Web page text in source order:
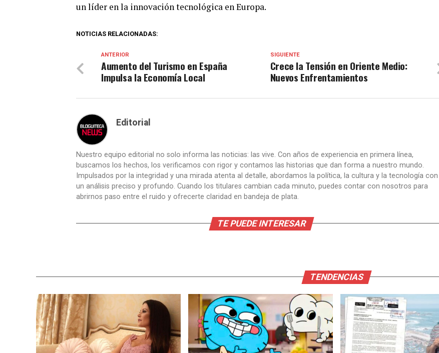
un líder en la innovación tecnológica en Europa.
NOTICIAS RELACIONADAS:
SIGUIENTE
Crece la Tensión en Oriente Medio:
Nuevos Enfrentamientos
ANTERIOR
Aumento del Turismo en España
Impulsa la Economía Local
Editorial
Nuestro equipo editorial no solo informa las noticias: las vive. Con años de experiencia en primera línea,
buscamos los hechos, los verificamos con rigor y contamos las historias que dan forma a nuestro mundo.
Impulsados por la integridad y una mirada atenta al detalle, abordamos la política, la cultura y la tecnología con
un análisis preciso y profundo. Cuando los titulares cambian cada minuto, puedes contar con nosotros para
abrirnos paso entre el ruido y ofrecerte claridad en bandeja de plata.
TE PUEDE INTERESAR
TENDENCIAS